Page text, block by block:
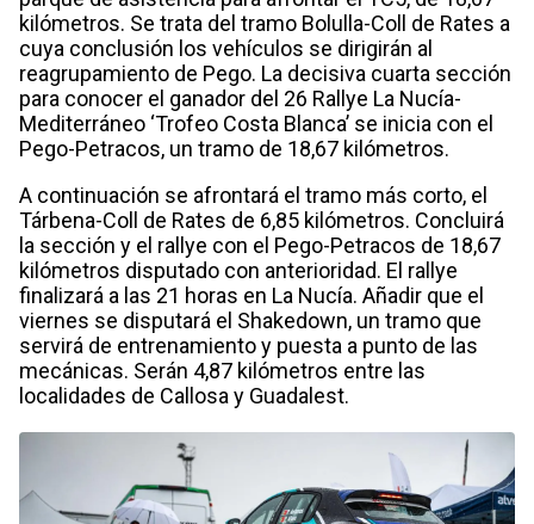
kilómetros. Se trata del tramo Bolulla-Coll de Rates a
cuya conclusión los vehículos se dirigirán al
reagrupamiento de Pego. La decisiva cuarta sección
para conocer el ganador del 26 Rallye La Nucía-
Mediterráneo ‘Trofeo Costa Blanca’ se inicia con el
Pego-Petracos, un tramo de 18,67 kilómetros.
A continuación se afrontará el tramo más corto, el
Tárbena-Coll de Rates de 6,85 kilómetros. Concluirá
la sección y el rallye con el Pego-Petracos de 18,67
kilómetros disputado con anterioridad. El rallye
finalizará a las 21 horas en La Nucía. Añadir que el
viernes se disputará el Shakedown, un tramo que
servirá de entrenamiento y puesta a punto de las
mecánicas. Serán 4,87 kilómetros entre las
localidades de Callosa y Guadalest.